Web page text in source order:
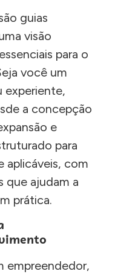
guias
visão
para o
você um
experiente,
a concepção
e
para
aplicáveis, com
que ajudam a
prática.
empreendedor,